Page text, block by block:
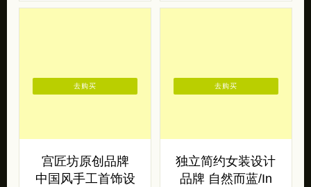
宫匠坊原创品牌
中国风手工首饰设
去购买
独立简约女装设计
品牌 自然而蓝/In
去购买